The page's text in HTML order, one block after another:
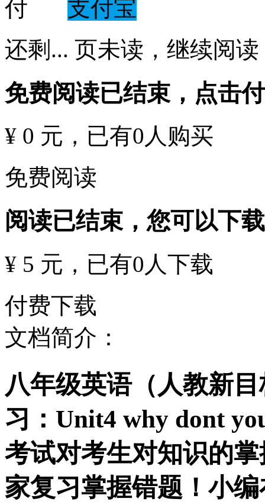
支付宝
还剩 ... 页未读， 继续阅读
免费阅读已结束，点击
¥ 0 元 ，已有0 人购买
免费阅读
阅读已结束，您可以下
¥ 5 元 ，已有0 人下载
付费下载
文档简介：
八年级英语（人教新
习：Unit4 why dont
考试对考生对知识的
家复习掌握错题！小